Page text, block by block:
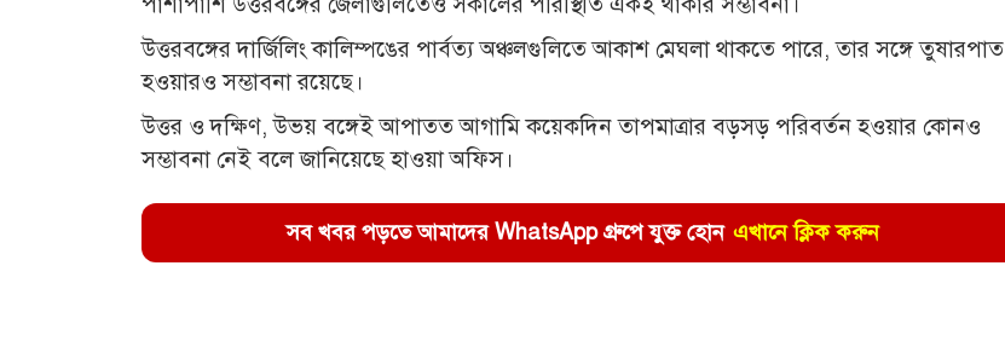
উত্তরবঙ্গের দার্জিলিং কালিম্পঙের পার্বত্য অঞ্চলগুলিতে আকাশ মেঘলা থাকতে পারে, তার সঙ্গে তুষারপাত
হওয়ারও সম্ভাবনা রয়েছে।
উত্তর ও দক্ষিণ, উভয় বঙ্গেই আপাতত আগামি কয়েকদিন তাপমাত্রার বড়সড় পরিবর্তন হওয়ার কোনও
সম্ভাবনা নেই বলে জানিয়েছে হাওয়া অফিস।
সব খবর পড়তে আমাদের WhatsApp গ্রুপে যুক্ত হোন এখানে ক্লিক করুন